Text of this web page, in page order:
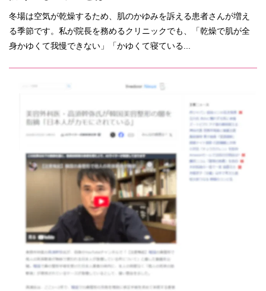
冬場は空気が乾燥するため、肌のかゆみを訴える患者さんが増え
る季節です。私が院長を務めるクリニックでも、「乾燥で肌が全
身かゆくて我慢できない」「かゆくて寝ている...